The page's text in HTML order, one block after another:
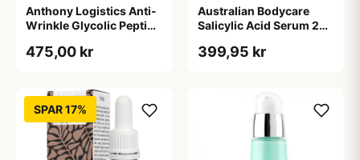
Anthony Logistics Anti-
Wrinkle Glycolic Peptide
475,00 kr
Australian Bodycare
Salicylic Acid Serum 2%
399,95 kr
SPAR 17%